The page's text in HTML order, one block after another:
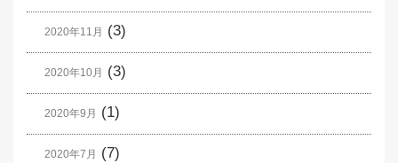
2020年11月 (3)
2020年10月 (3)
2020年9月 (1)
2020年7月 (7)